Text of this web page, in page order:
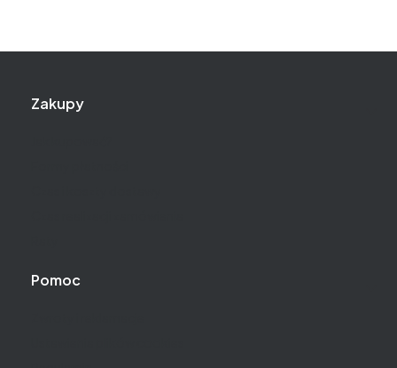
Linki w stopce
Zakupy
Pomoc